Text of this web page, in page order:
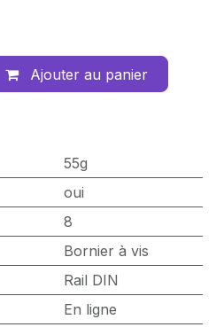
Ajouter au panier
55g
oui
8
Bornier à vis
Rail DIN
En ligne